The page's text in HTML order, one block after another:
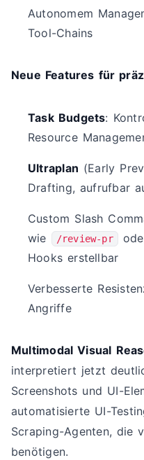
Autonomem
Tool-Chains
Neue Features für
Task Budgets:
Resource
Ultraplan (Early
Drafting, aufrufbar
Custom Slash
wie
/review-pr
Hooks erstellbar
Verbesserte
Angriffe
Multimodal Visual
interpretiert jetzt
Screenshots und UI-
automatisierte UI-
Scraping-Agenten, die
benötigen.